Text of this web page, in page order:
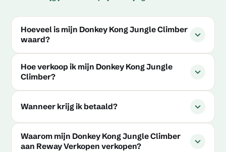
Hoeveel is mijn Donkey Kong Jungle Climber
waard?
Hoe verkoop ik mijn Donkey Kong Jungle
Climber?
Wanneer krijg ik betaald?
Waarom mijn Donkey Kong Jungle Climber
aan Reway Verkopen verkopen?